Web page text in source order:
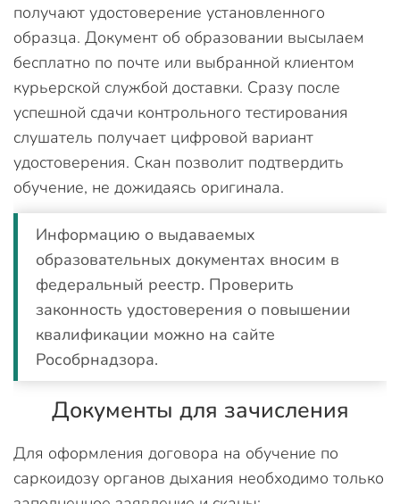
получают удостоверение установленного
образца. Документ об образовании высылаем
бесплатно по почте или выбранной клиентом
курьерской службой доставки. Сразу после
успешной сдачи контрольного тестирования
слушатель получает цифровой вариант
удостоверения. Скан позволит подтвердить
обучение, не дожидаясь оригинала.
Информацию о выдаваемых
образовательных документах вносим в
федеральный реестр. Проверить
законность удостоверения о повышении
квалификации можно на сайте
Рособрнадзора.
Документы для зачисления
Для оформления договора на обучение по
саркоидозу органов дыхания необходимо только